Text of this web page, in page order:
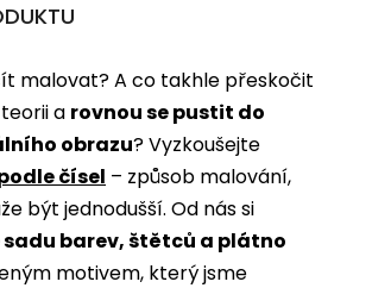
malovat? A co takhle přeskočit
a rovnou se pustit do
obrazu? Vyzkoušejte
čísel ­­– způsob malování,
být jednodušší. Od nás si
barev, štětců a plátno
motivem, který jsme